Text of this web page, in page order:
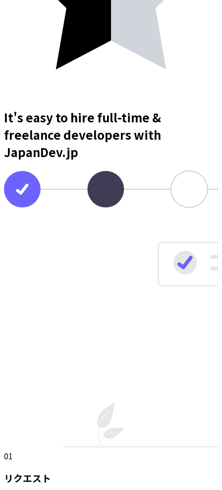
It's easy to hire full-time &
freelance developerswith
JapanDev.jp
01
リクエスト